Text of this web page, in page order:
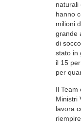
naturali
hanno
milioni
grande
di
stato in
il 15
per
Il Team
Ministri
lavora